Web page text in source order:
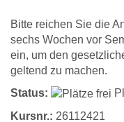
Bitte reichen Sie die
sechs Wochen vor
ein, um den
geltend zu machen.
Status:
Kursnr.: 26112421